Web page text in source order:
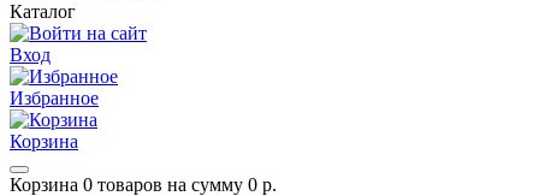
Каталог
Вход
Избранное
Корзина
Корзина 0 товаров на сумму 0 р.